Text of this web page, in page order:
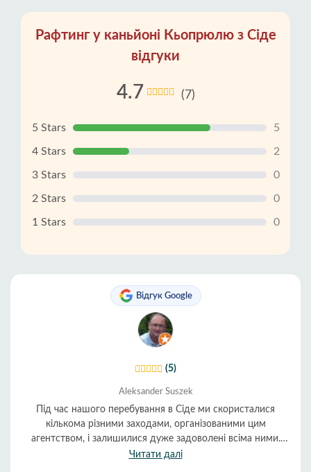
Рафтинг у каньйоні Кьопрюлю з Сіде
відгуки
4.7 (7)
5 Stars 5
4 Stars 2
3 Stars 0
2 Stars 0
1 Stars 0
Відгук Google
(5)
Aleksander Suszek
Під час нашого перебування в Сіде ми скористалися
кількома різними заходами, організованими цим
агентством, і залишилися дуже задоволені всіма ними.
Організація була чудовою, а обслуговування дуже
Читати далі